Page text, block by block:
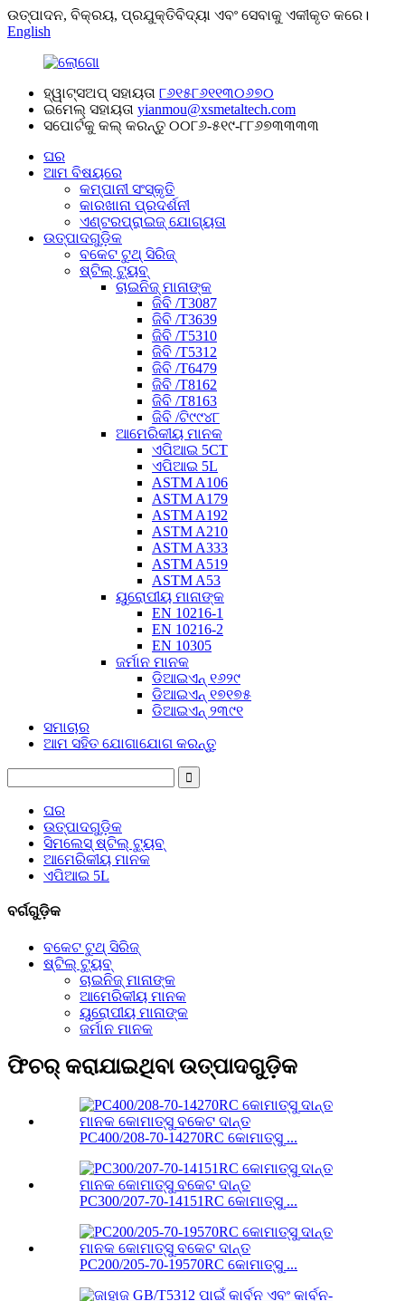
ଉତ୍ପାଦନ, ବିକ୍ରୟ, ପ୍ରଯୁକ୍ତିବିଦ୍ୟା ଏବଂ ସେବାକୁ ଏକୀକୃତ କରେ।
English
ହ୍ୱାଟ୍ସଅପ୍ ସହାୟତା ୮୬୧୫୮୬୧୧୩୦୬୭୦
ଇମେଲ୍ ସହାୟତା yianmou@xsmetaltech.com
ସପୋର୍ଟକୁ କଲ୍ କରନ୍ତୁ ୦୦୮୬-୫୧୯-୮୮୬୭୩୩୩୩
ଘର
ଆମ ବିଷୟରେ
କମ୍ପାନୀ ସଂସ୍କୃତି
କାରଖାନା ପ୍ରଦର୍ଶନୀ
ଏଣ୍ଟରପ୍ରାଇଜ୍ ଯୋଗ୍ୟତା
ଉତ୍ପାଦଗୁଡ଼ିକ
ବକେଟ ଟୁଥ୍ ସିରିଜ୍
ଷ୍ଟିଲ୍ ଟ୍ୟୁବ୍
ଚାଇନିଜ୍ ମାନାଙ୍କ
ଜିବି /T3087
ଜିବି /T3639
ଜିବି /T5310
ଜିବି /T5312
ଜିବି /T6479
ଜିବି /T8162
ଜିବି /T8163
ଜିବି /ଟି୯୯୪୮
ଆମେରିକୀୟ ମାନକ
ଏପିଆଇ 5CT
ଏପିଆଇ 5L
ASTM A106
ASTM A179
ASTM A192
ASTM A210
ASTM A333
ASTM A519
ASTM A53
ୟୁରୋପୀୟ ମାନାଙ୍କ
EN 10216-1
EN 10216-2
EN 10305
ଜର୍ମାନ ମାନକ
ଡିଆଇଏନ୍ ୧୬୨୯
ଡିଆଇଏନ୍ ୧୭୧୭୫
ଡିଆଇଏନ୍ ୨୩୯୧
ସମାଚାର
ଆମ ସହିତ ଯୋଗାଯୋଗ କରନ୍ତୁ
ଘର
ଉତ୍ପାଦଗୁଡ଼ିକ
ସିମଲେସ୍ ଷ୍ଟିଲ୍ ଟ୍ୟୁବ୍
ଆମେରିକୀୟ ମାନକ
ଏପିଆଇ 5L
ବର୍ଗଗୁଡ଼ିକ
ବକେଟ ଟୁଥ୍ ସିରିଜ୍
ଷ୍ଟିଲ୍ ଟ୍ୟୁବ୍
ଚାଇନିଜ୍ ମାନାଙ୍କ
ଆମେରିକୀୟ ମାନକ
ୟୁରୋପୀୟ ମାନାଙ୍କ
ଜର୍ମାନ ମାନକ
ଫିଚର୍ କରାଯାଇଥିବା ଉତ୍ପାଦଗୁଡ଼ିକ
PC400/208-70-14270RC କୋମାତ୍ସୁ ...
PC300/207-70-14151RC କୋମାତ୍ସୁ ...
PC200/205-70-19570RC କୋମାତ୍ସୁ ...